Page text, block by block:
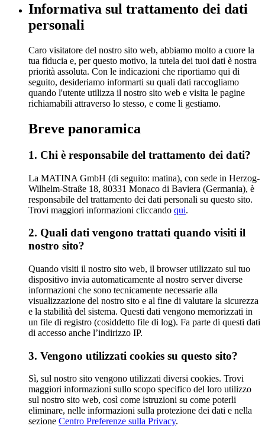
Informativa sul trattamento dei dati
personali
Caro visitatore del nostro sito web, abbiamo molto a cuore la
tua fiducia e, per questo motivo, la tutela dei tuoi dati è nostra
priorità assoluta. Con le indicazioni che riportiamo qui di
seguito, desideriamo informarti su quali dati raccogliamo
quando l'utente utilizza il nostro sito web e visita le pagine
richiamabili attraverso lo stesso, e come li gestiamo.
Breve panoramica
1. Chi è responsabile del trattamento dei dati?
La MATINA GmbH (di seguito: matina), con sede in Herzog-
Wilhelm-Straße 18, 80331 Monaco di Baviera (Germania), è
responsabile del trattamento dei dati personali su questo sito.
Trovi maggiori informazioni cliccando qui.
2. Quali dati vengono trattati quando visiti il
nostro sito?
Quando visiti il nostro sito web, il browser utilizzato sul tuo
dispositivo invia automaticamente al nostro server diverse
informazioni che sono tecnicamente necessarie alla
visualizzazione del nostro sito e al fine di valutare la sicurezza
e la stabilità del sistema. Questi dati vengono memorizzati in
un file di registro (cosiddetto file di log). Fa parte di questi dati
di accesso anche l’indirizzo IP.
3. Vengono utilizzati cookies su questo sito?
Sì, sul nostro sito vengono utilizzati diversi cookies. Trovi
maggiori informazioni sullo scopo specifico del loro utilizzo
sul nostro sito web, così come istruzioni su come poterli
eliminare, nelle informazioni sulla protezione dei dati e nella
sezione Centro Preferenze sulla Privacy.